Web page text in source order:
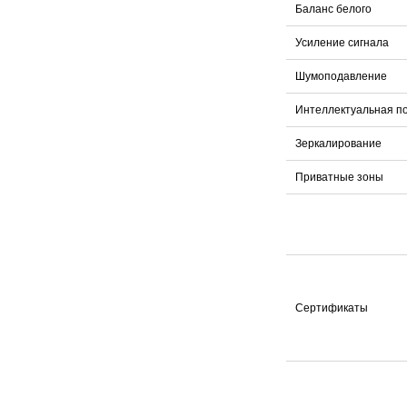
Баланс белого
Усиление сигнала
Шумоподавление
Интеллектуальная
Зеркалирование
Приватные зоны
Сертификаты